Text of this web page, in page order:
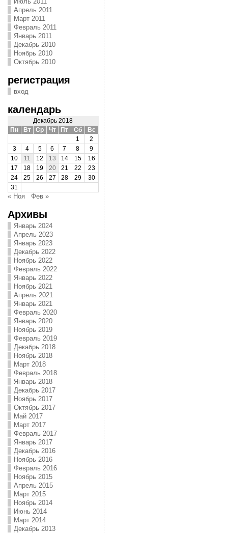
Апрель 2011
Март 2011
Февраль 2011
Январь 2011
Декабрь 2010
Ноябрь 2010
Октябрь 2010
регистрация
вход
календарь
Декабрь 2018
Пн
Вт Ср Чт Пт Сб
Вс
1
2
3
4 5 6 7 8
9
10
11 12 13 14 15
16
17
18 19 20 21 22
23
24
25 26 27 28 29
30
31
« Ноя Фев »
Архивы
Январь 2024
Апрель 2023
Январь 2023
Декабрь 2022
Ноябрь 2022
Февраль 2022
Январь 2022
Ноябрь 2021
Апрель 2021
Январь 2021
Февраль 2020
Январь 2020
Ноябрь 2019
Февраль 2019
Декабрь 2018
Ноябрь 2018
Март 2018
Февраль 2018
Январь 2018
Декабрь 2017
Ноябрь 2017
Октябрь 2017
Май 2017
Март 2017
Февраль 2017
Январь 2017
Декабрь 2016
Ноябрь 2016
Февраль 2016
Ноябрь 2015
Апрель 2015
Март 2015
Ноябрь 2014
Июнь 2014
Март 2014
Декабрь 2013